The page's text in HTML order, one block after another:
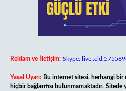
Reklam ve İletişim: Skype:
Yasal Uyarı: Bu internet sitesi, herhangi bir
hiçbir bağlantısı bulunmamaktadır. Sitede